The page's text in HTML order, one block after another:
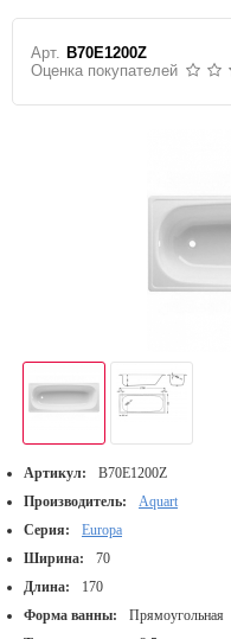
Арт. B70E1200Z
Оценка покупателей
Артикул:
B70E1200Z
Производитель:
Aquart
Серия:
Europa
Ширина:
70
Длина:
170
Форма ванны:
Прямоугольная